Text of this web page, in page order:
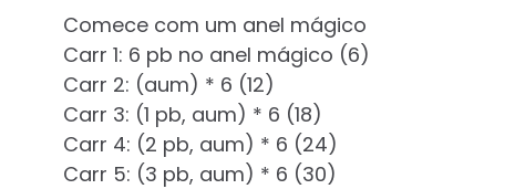
Comece com um anel mágico
Carr 1: 6 pb no anel mágico (6)
Carr 2: (aum) * 6 (12)
Carr 3: (1 pb, aum) * 6 (18)
Carr 4: (2 pb, aum) * 6 (24)
Carr 5: (3 pb, aum) * 6 (30)